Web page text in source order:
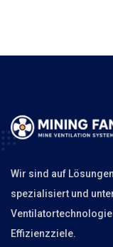
Wir sind auf
spezialisiert und
Effizienzziele.